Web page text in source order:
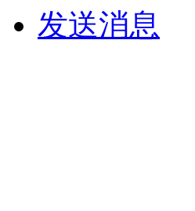
发送消息